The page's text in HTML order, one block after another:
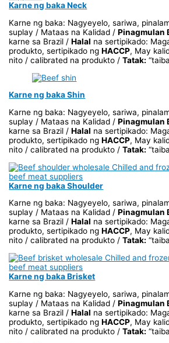
Karne ng baka Neck
Karne ng baka: Nagyeyelo, sariwa,
suplay / Mataas na Kalidad /Pinagmulan
karne sa Brazil /Halal na sertipikado:
produkto, sertipikado ngHACCP, May
nito / calibrated na produkto /Tatak:
Karne ng baka Shin
Karne ng baka: Nagyeyelo, sariwa,
suplay / Mataas na Kalidad /Pinagmulan
karne sa Brazil /Halal na sertipikado:
produkto, sertipikado ngHACCP, May
nito / calibrated na produkto /Tatak:
Karne ng baka Shoulder
Karne ng baka: Nagyeyelo, sariwa,
suplay / Mataas na Kalidad /Pinagmulan
karne sa Brazil /Halal na sertipikado:
produkto, sertipikado ngHACCP, May
nito / calibrated na produkto /Tatak:
Karne ng baka Brisket
Karne ng baka: Nagyeyelo, sariwa,
suplay / Mataas na Kalidad /Pinagmulan
karne sa Brazil /Halal na sertipikado:
produkto, sertipikado ngHACCP, May
nito / calibrated na produkto /Tatak: